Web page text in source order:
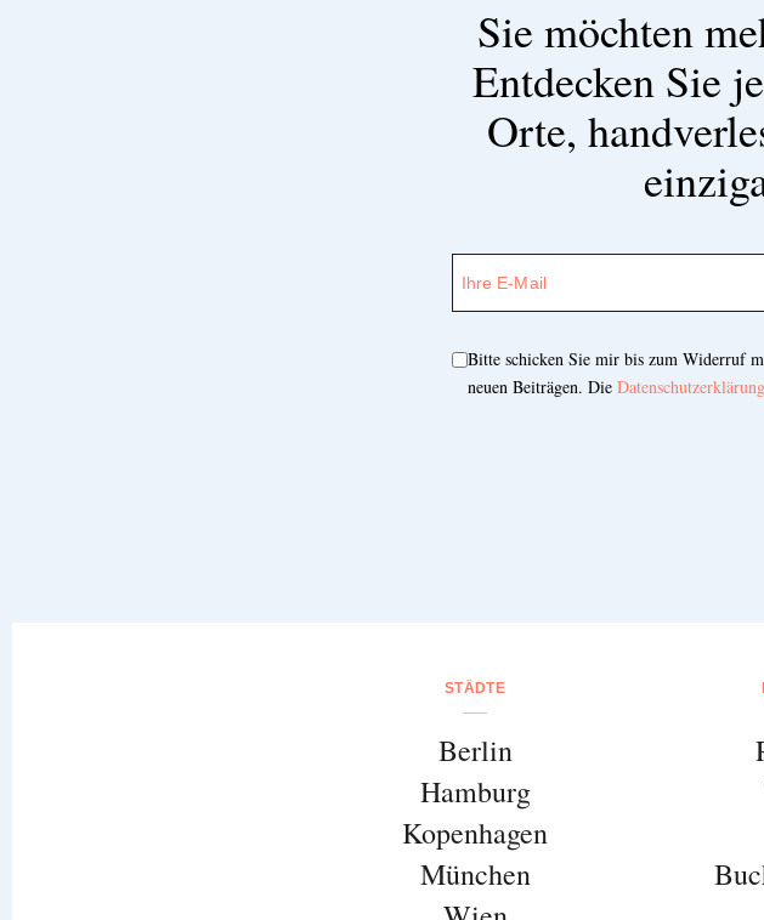
Sie möchten
Entdecken Sie
Orte,
Bitte schicken Sie mir bis zum Widerruf
neuen Beiträgen. Die Datenschutzerklärung
STÄDTE
Berlin
Hamburg
Kopenhagen
München